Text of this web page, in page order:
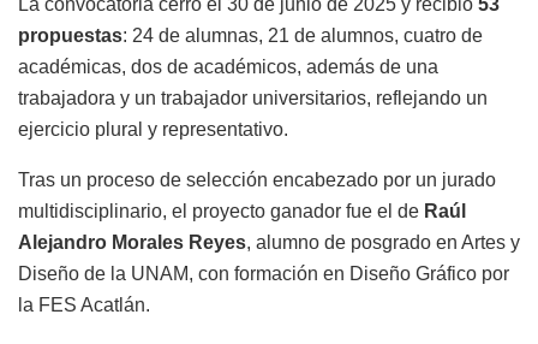
La convocatoria cerró el 30 de junio de 2025 y recibió 53
propuestas: 24 de alumnas, 21 de alumnos, cuatro de
académicas, dos de académicos, además de una
trabajadora y un trabajador universitarios, reflejando un
ejercicio plural y representativo.
Tras un proceso de selección encabezado por un jurado
multidisciplinario, el proyecto ganador fue el de Raúl
Alejandro Morales Reyes, alumno de posgrado en Artes y
Diseño de la UNAM, con formación en Diseño Gráfico por
la FES Acatlán.